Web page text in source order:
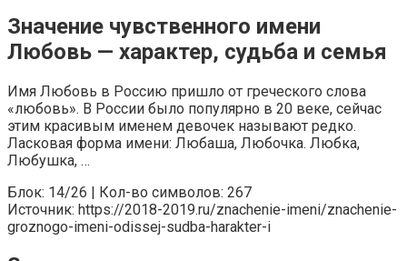
Значение чувственного имени
Любовь — характер, судьба и семья
Имя Любовь в Россию пришло от греческого слова
«любовь». В России было популярно в 20 веке, сейчас
этим красивым именем девочек называют редко.
Ласковая форма имени: Любаша, Любочка. Любка,
Любушка, …
Блок: 14/26 | Кол-во символов: 267
Источник: https://2018-2019.ru/znachenie-imeni/znachenie-
groznogo-imeni-odissej-sudba-harakter-i